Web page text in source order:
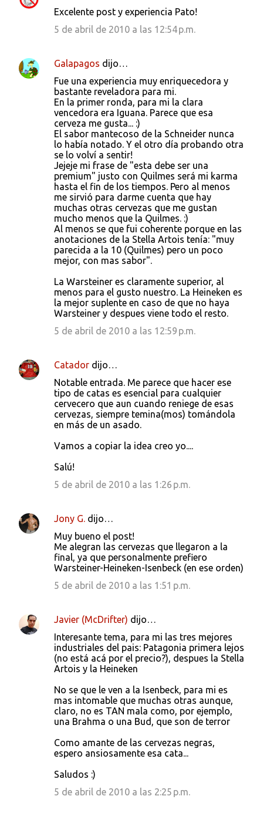
n
Excelente post y experiencia Pato!
5 de abril de 2010 a las 12:54 p.m.
Galapagos dijo…
Fue una experiencia muy enriquecedora y
bastante reveladora para mi.
En la primer ronda, para mi la clara
vencedora era Iguana. Parece que esa
cerveza me gusta... :)
El sabor mantecoso de la Schneider nunca
lo había notado. Y el otro día probando otra
se lo volví a sentir!
Jejeje mi frase de "esta debe ser una
premium" justo con Quilmes será mi karma
hasta el fin de los tiempos. Pero al menos
me sirvió para darme cuenta que hay
muchas otras cervezas que me gustan
mucho menos que la Quilmes. :)
Al menos se que fui coherente porque en las
anotaciones de la Stella Artois tenía: "muy
parecida a la 10 (Quilmes) pero un poco
mejor, con mas sabor".
La Warsteiner es claramente superior, al
menos para el gusto nuestro. La Heineken es
la mejor suplente en caso de que no haya
Warsteiner y despues viene todo el resto.
5 de abril de 2010 a las 12:59 p.m.
Catador dijo…
Notable entrada. Me parece que hacer ese
tipo de catas es esencial para cualquier
cervecero que aun cuando reniege de esas
cervezas, siempre temina(mos) tomándola
en más de un asado.
Vamos a copiar la idea creo yo....
Salú!
5 de abril de 2010 a las 1:26 p.m.
Jony G. dijo…
Muy bueno el post!
Me alegran las cervezas que llegaron a la
final, ya que personalmente prefiero
Warsteiner-Heineken-Isenbeck (en ese orden)
5 de abril de 2010 a las 1:51 p.m.
Javier (McDrifter) dijo…
Interesante tema, para mi las tres mejores
industriales del pais: Patagonia primera lejos
(no está acá por el precio?), despues la Stella
Artois y la Heineken
No se que le ven a la Isenbeck, para mi es
mas intomable que muchas otras aunque,
claro, no es TAN mala como, por ejemplo,
una Brahma o una Bud, que son de terror
Como amante de las cervezas negras,
espero ansiosamente esa cata...
Saludos :)
5 de abril de 2010 a las 2:25 p.m.